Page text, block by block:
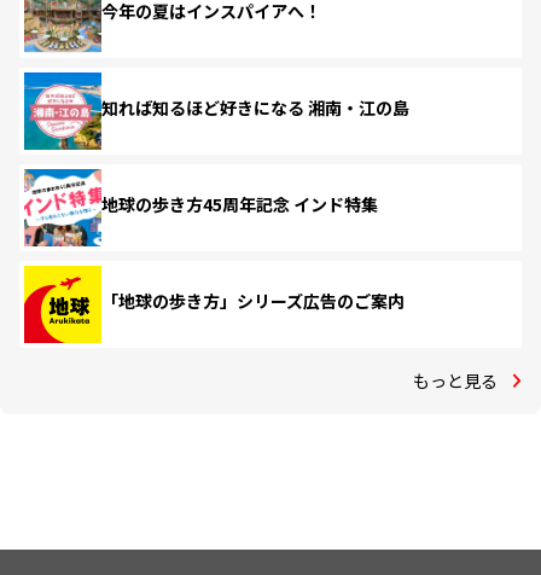
今年の夏はインスパイアへ！
知れば知るほど好きになる 湘南・江の島
地球の歩き方45周年記念 インド特集
「地球の歩き方」シリーズ広告のご案内
もっと見る